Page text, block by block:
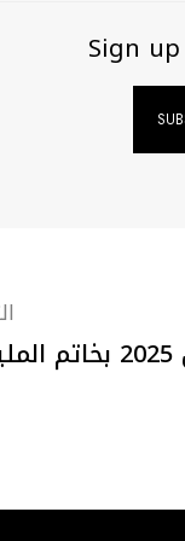
التالي
تايلور سويفت عروس 2025 بخاتم المليون